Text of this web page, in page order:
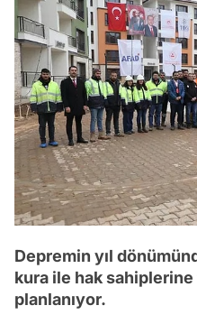
Depremin yıl
kura ile hak
planlanıyor.